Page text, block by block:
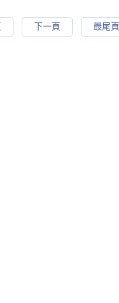
下一頁 最尾頁